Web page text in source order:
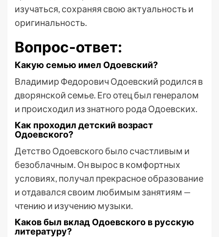
изучаться, сохраняя свою актуальность и
оригинальность.
Вопрос-ответ:
Какую семью имел Одоевский?
Владимир Федорович Одоевский родился в
дворянской семье. Его отец был генералом
и происходил из знатного рода Одоевских.
Как проходил детский возраст
Одоевского?
Детство Одоевского было счастливым и
безоблачным. Он вырос в комфортных
условиях, получал прекрасное образование
и отдавался своим любимым занятиям —
чтению и изучению музыки.
Каков был вклад Одоевского в русскую
литературу?